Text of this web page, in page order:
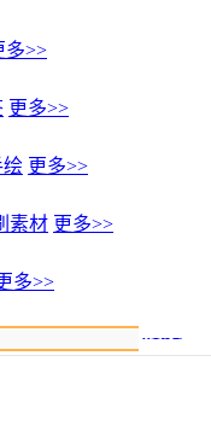
多>>
更多>>
绘 更多>>
素材 更多>>
多>>